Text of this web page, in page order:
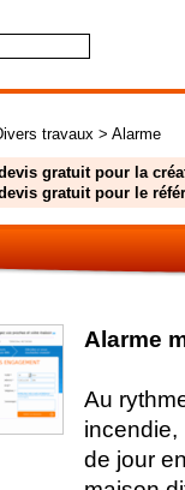
travaux > Alarme
gratuit pour la
gratuit pour le
Alarme
Au
incendie,
de jour